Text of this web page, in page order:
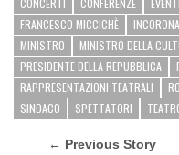
CONCERTI
CONFERENZE
FRANCESCO MICCICHÈ
MINISTRO
MINISTRO DELLA
PRESIDENTE DELLA REPUBBLICA
RAPPRESENTAZIONI TEATRALI
SINDACO
SPETTATORI
← Previous Story